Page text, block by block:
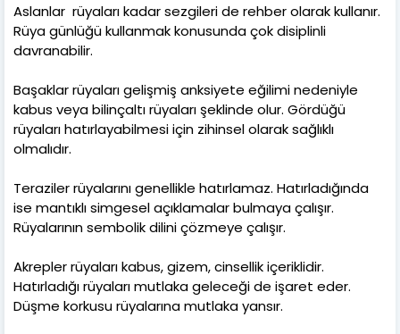
Aslanlar rüyaları kadar sezgileri de rehber olarak kullanır.
Rüya günlüğü kullanmak konusunda çok disiplinli
davranabilir.
Başaklar rüyaları gelişmiş anksiyete eğilimi nedeniyle
kabus veya bilinçaltı rüyaları şeklinde olur. Gördüğü
rüyaları hatırlayabilmesi için zihinsel olarak sağlıklı
olmalıdır.
Teraziler rüyalarını genellikle hatırlamaz. Hatırladığında
ise mantıklı simgesel açıklamalar bulmaya çalışır.
Rüyalarının sembolik dilini çözmeye çalışır.
Akrepler rüyaları kabus, gizem, cinsellik içeriklidir.
Hatırladığı rüyaları mutlaka geleceği de işaret eder.
Düşme korkusu rüyalarına mutlaka yansır.